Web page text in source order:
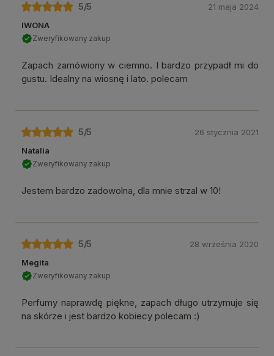
5/5
IWONA
Zweryfikowany zakup
Zapach zamówiony w ciemno. I bardzo przypadł mi do
gustu. Idealny na wiosnę i lato. polecam
21 maja 2024
5/5
Natalia
Zweryfikowany zakup
Jestem bardzo zadowolna, dla mnie strzal w 10!
26 stycznia 2021
5/5
Megita
Zweryfikowany zakup
Perfumy naprawdę piękne, zapach długo utrzymuje się
na skórze i jest bardzo kobiecy polecam :)
28 września 2020